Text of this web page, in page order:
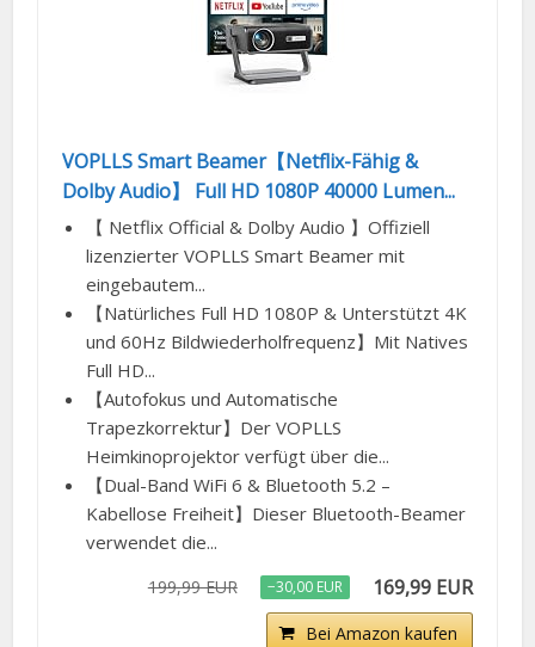
VOPLLS Smart Beamer【Netflix-Fähig &
Dolby Audio】 Full HD 1080P 40000 Lumen...
【 Netflix Official & Dolby Audio 】Offiziell
lizenzierter VOPLLS Smart Beamer mit
eingebautem...
【Natürliches Full HD 1080P & Unterstützt 4K
und 60Hz Bildwiederholfrequenz】Mit Natives
Full HD...
【Autofokus und Automatische
Trapezkorrektur】Der VOPLLS
Heimkinoprojektor verfügt über die...
【Dual-Band WiFi 6 & Bluetooth 5.2 –
Kabellose Freiheit】Dieser Bluetooth-Beamer
verwendet die...
199,99 EUR −30,00 EUR 169,99 EUR
Bei Amazon kaufen